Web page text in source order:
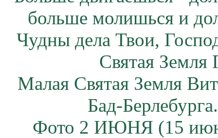
больше молишься и
Чудны дела Твои,
Святая
Малая Святая Земля
Бад-
Фото 2 ИЮНЯ (15